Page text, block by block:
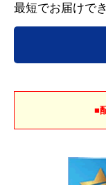
最短でお届けで
■